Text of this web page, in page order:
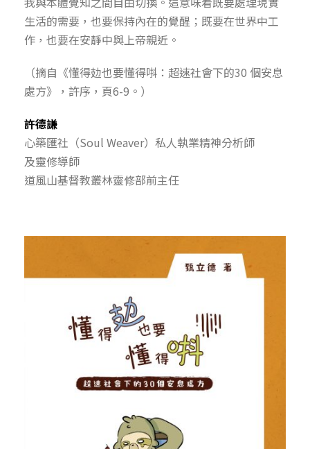
生活的需要，也要保持內在的覺醒；既要在世界中工
作，也要在安靜中與上帝親近。
（摘自《懂得攰也要懂得唞：超速社會下的30 個安息
處方》，許序，頁6-9。）
許德謙
心築匯社（Soul Weaver）私人執業精神分析師
及靈修導師
道風山基督教叢林靈修部前主任